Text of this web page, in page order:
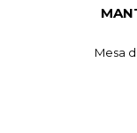
Mesa